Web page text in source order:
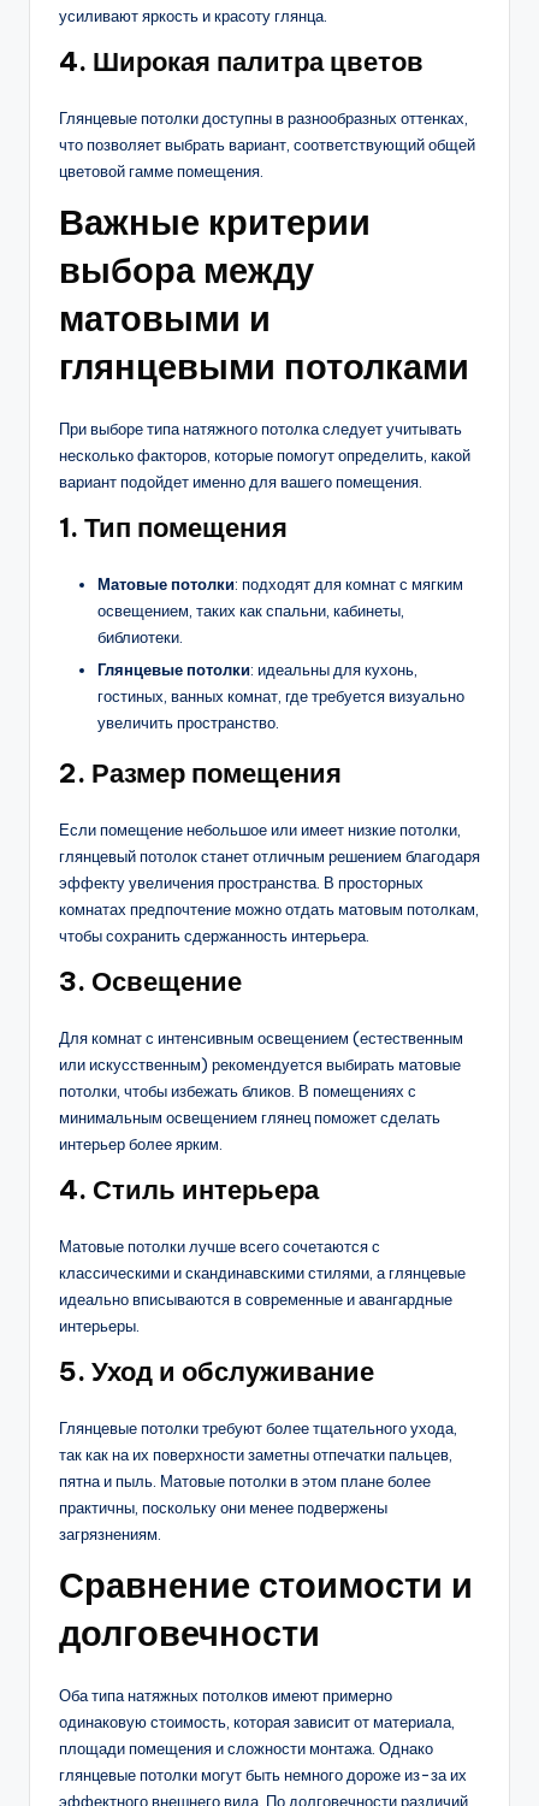
усиливают яркость и красоту глянца.
4. Широкая палитра цветов
Глянцевые потолки доступны в разнообразных оттенках,
что позволяет выбрать вариант, соответствующий общей
цветовой гамме помещения.
Важные критерии
выбора между
матовыми и
глянцевыми потолками
При выборе типа натяжного потолка следует учитывать
несколько факторов, которые помогут определить, какой
вариант подойдет именно для вашего помещения.
1. Тип помещения
Матовые потолки: подходят для комнат с мягким
освещением, таких как спальни, кабинеты,
библиотеки.
Глянцевые потолки: идеальны для кухонь,
гостиных, ванных комнат, где требуется визуально
увеличить пространство.
2. Размер помещения
Если помещение небольшое или имеет низкие потолки,
глянцевый потолок станет отличным решением благодаря
эффекту увеличения пространства. В просторных
комнатах предпочтение можно отдать матовым потолкам,
чтобы сохранить сдержанность интерьера.
3. Освещение
Для комнат с интенсивным освещением (естественным
или искусственным) рекомендуется выбирать матовые
потолки, чтобы избежать бликов. В помещениях с
минимальным освещением глянец поможет сделать
интерьер более ярким.
4. Стиль интерьера
Матовые потолки лучше всего сочетаются с
классическими и скандинавскими стилями, а глянцевые
идеально вписываются в современные и авангардные
интерьеры.
5. Уход и обслуживание
Глянцевые потолки требуют более тщательного ухода,
так как на их поверхности заметны отпечатки пальцев,
пятна и пыль. Матовые потолки в этом плане более
практичны, поскольку они менее подвержены
загрязнениям.
Сравнение стоимости и
долговечности
Оба типа натяжных потолков имеют примерно
одинаковую стоимость, которая зависит от материала,
площади помещения и сложности монтажа. Однако
глянцевые потолки могут быть немного дороже из-за их
эффектного внешнего вида. По долговечности различий